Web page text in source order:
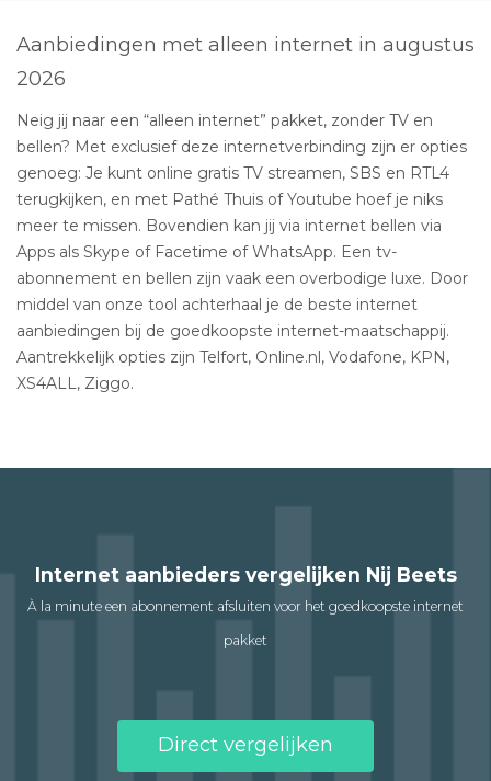
Aanbiedingen met alleen internet in augustus
2026
Neig jij naar een “alleen internet” pakket, zonder TV en
bellen? Met exclusief deze internetverbinding zijn er opties
genoeg: Je kunt online gratis TV streamen, SBS en RTL4
terugkijken, en met Pathé Thuis of Youtube hoef je niks
meer te missen. Bovendien kan jij via internet bellen via
Apps als Skype of Facetime of WhatsApp. Een tv-
abonnement en bellen zijn vaak een overbodige luxe. Door
middel van onze tool achterhaal je de beste internet
aanbiedingen bij de goedkoopste internet-maatschappij.
Aantrekkelijk opties zijn Telfort, Online.nl, Vodafone, KPN,
XS4ALL, Ziggo.
Internet aanbieders vergelijken Nij Beets
À la minute een abonnement afsluiten voor het goedkoopste internet
pakket
Direct vergelijken